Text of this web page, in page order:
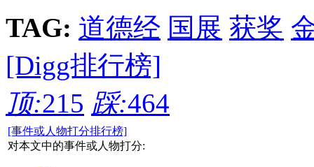
TAG: 道德经 国展 获奖
[Digg排行榜]
顶:215 踩:464
[事件或人物打分排行榜]
对本文中的事件或人物打分: